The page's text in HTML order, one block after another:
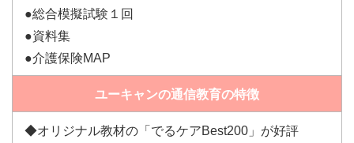
●総合模擬試験１回
●資料集
●介護保険MAP
ユーキャンの通信教育の特徴
◆オリジナル教材の「でるケアBest200」が好評